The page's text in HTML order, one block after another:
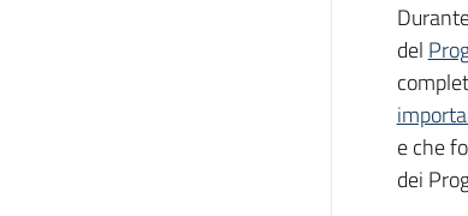
del
e che
dei